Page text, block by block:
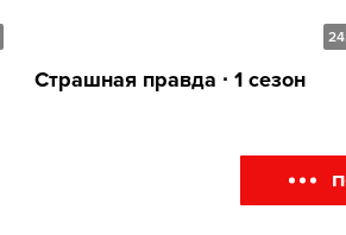
Страшная правда ∙ 1 сезон